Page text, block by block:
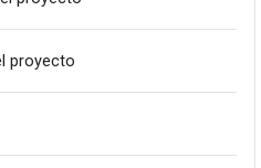
proyecto